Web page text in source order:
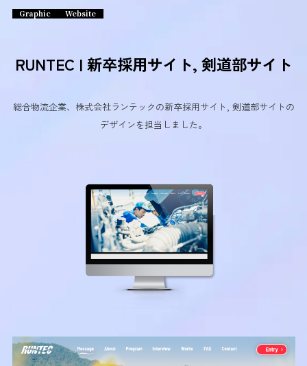
Graphic Website
RUNTEC | 新卒採用サイト, 剣道部サイト
総合物流企業、株式会社ランテックの新卒採用サイト, 剣道部サイトの
デザインを担当しました。